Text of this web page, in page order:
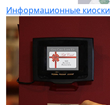
Информационные киоски